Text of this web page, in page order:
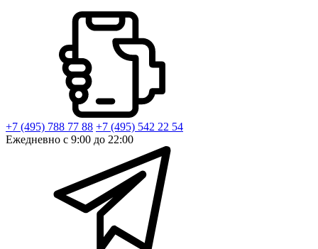
+7 (495) 788 77 88 +7 (495) 542 22 54
Ежедневно с 9:00 до 22:00